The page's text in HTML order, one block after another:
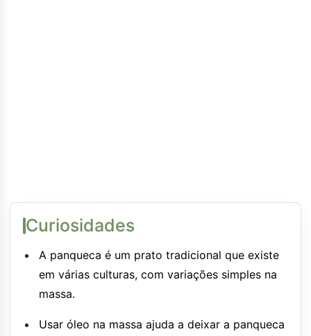
Curiosidades
A panqueca é um prato tradicional que existe
em várias culturas, com variações simples na
massa.
Usar óleo na massa ajuda a deixar a panqueca